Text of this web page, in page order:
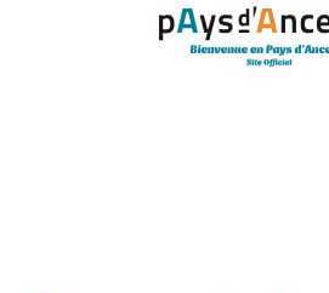
Panneau de gestion des cookies